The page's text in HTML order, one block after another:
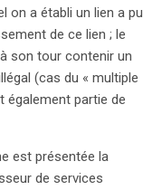
on a établi un lien a pu
de ce lien ; le
son tour contenir un
(cas du « multiple
également partie de
est présentée la
de services